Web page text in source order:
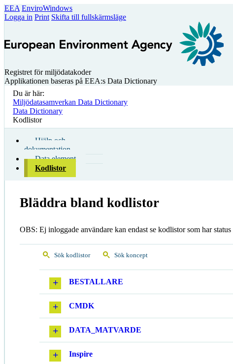
EEA EnviroWindows
Logga in Print Skifta till fullskärmsläge
Registret för miljödatakoder
Applikationen baseras på EEA:s Data Dictionary
Du är här:
Miljödatasamverkan Data Dictionary
Data Dictionary
Kodlistor
Hjälp och
dokumentation
Data element
Kodlistor
Bläddra bland kodlistor
OBS: Ej inloggade användare kan endast se kodlistor som har status
Sök kodlistor Sök koncept
BESTALLARE
CMDK
DATA_MATVARDE
Inspire